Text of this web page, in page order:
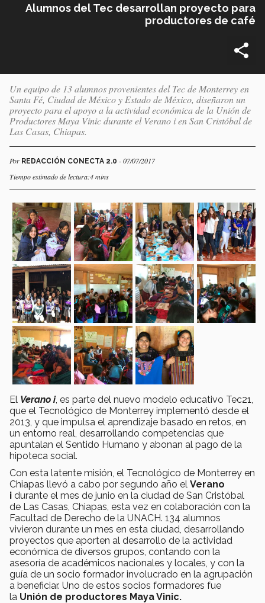
Alumnos del Tec desarrollan proyecto para
productores de café
Un equipo de 13 alumnos provenientes del Tec de Monterrey en
Santa Fé, Ciudad de México y Estado de México, diseñaron un
proyecto para el apoyo a la actividad económica de la Unión de
Productores Maya Vinic durante el Verano i en San Cristóbal de
Las Casas, Chiapas.
Por REDACCIÓN CONECTA 2.0 - 07/07/2017
Tiempo estimado de lectura:4 mins
El Verano i, es parte del nuevo modelo educativo Tec21,
que el Tecnológico de Monterrey implementó desde el
2013, y que impulsa el aprendizaje basado en retos, en
un entorno real, desarrollando competencias que
apuntalan el Sentido Humano y abonan al pago de la
hipoteca social.
Con esta latente misión, el Tecnológico de Monterrey en
Chiapas llevó a cabo por segundo año el Verano
i durante el mes de junio en la ciudad de San Cristóbal
de Las Casas, Chiapas, esta vez en colaboración con la
Facultad de Derecho de la UNACH. 134 alumnos
vivieron durante un mes en esta ciudad, desarrollando
proyectos que aporten al desarrollo de la actividad
económica de diversos grupos, contando con la
asesoría de académicos nacionales y locales, y con la
guía de un socio formador involucrado en la agrupación
a beneficiar. Uno de estos socios formadores fue
la Unión de productores Maya Vinic.